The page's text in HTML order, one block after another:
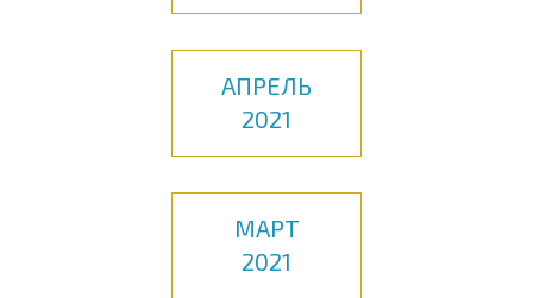
АПРЕЛЬ
2021
МАРТ
2021